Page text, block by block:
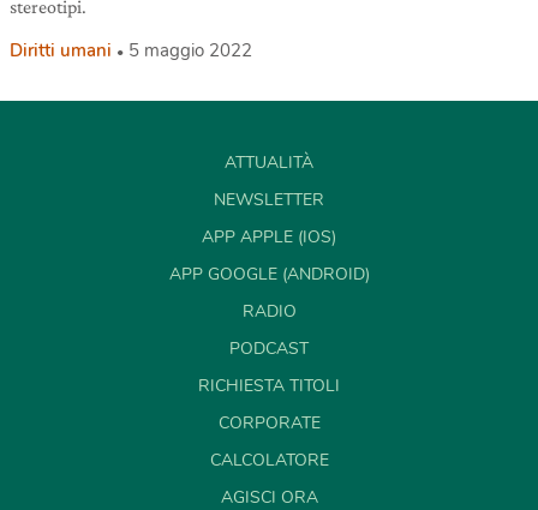
stereotipi.
Diritti umani 5 maggio 2022
ATTUALITÀ
NEWSLETTER
APP APPLE (IOS)
APP GOOGLE (ANDROID)
RADIO
PODCAST
RICHIESTA TITOLI
CORPORATE
CALCOLATORE
AGISCI ORA